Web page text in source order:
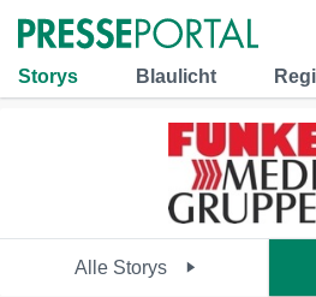
Storys Blaulicht
Alle Storys